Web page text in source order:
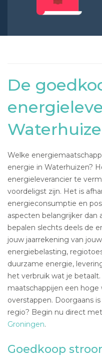
De
Welke
energie in Waterhuizen?
energieleverancier te
voordeligst zijn. Het is
energieconsumptie en
aspecten belangrijker dan
bepalen slechts deels de
jouw jaarrekening van
energiebelasting,
duurzame energie,
het verbruik wat je
maatschappijen een
overstappen. Doorgaans
regio? Begin nu direct met
Groningen.
Goedkoop